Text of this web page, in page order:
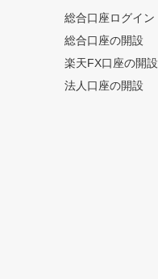
総合口座ログイン
総合口座の開設
楽天FX口座の開設
法人口座の開設